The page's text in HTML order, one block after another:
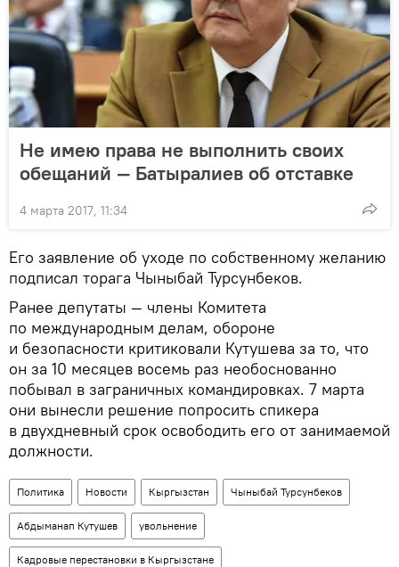
Не имею права не выполнить своих
обещаний — Батыралиев об отставке
4 марта 2017, 11:34
Его заявление об уходе по собственному желанию
подписал торага Чыныбай Турсунбеков.
Ранее депутаты — члены Комитета
по международным делам, обороне
и безопасности критиковали Кутушева за то, что
он за 10 месяцев восемь раз необоснованно
побывал в заграничных командировках. 7 марта
они вынесли решение попросить спикера
в двухдневный срок освободить его от занимаемой
должности.
Политика Новости Кыргызстан Чыныбай Турсунбеков
Абдыманап Кутушев увольнение
Кадровые перестановки в Кыргызстане